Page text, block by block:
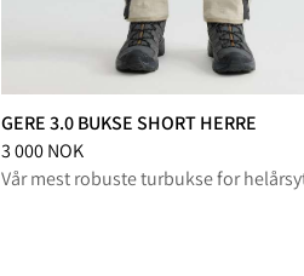
GERE 3.0 BUKSE SHORT HERRE
Pris:3 000 NOK, redusert fra 3 000 NOK
3 000 NOK